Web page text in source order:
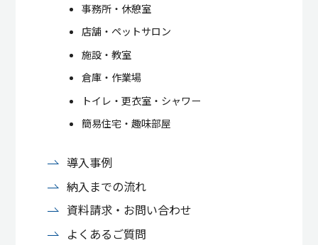
事務所・休憩室
店舗・ペットサロン
施設・教室
倉庫・作業場
トイレ・更衣室・シャワー
簡易住宅・趣味部屋
導入事例
納入までの流れ
資料請求・お問い合わせ
よくあるご質問